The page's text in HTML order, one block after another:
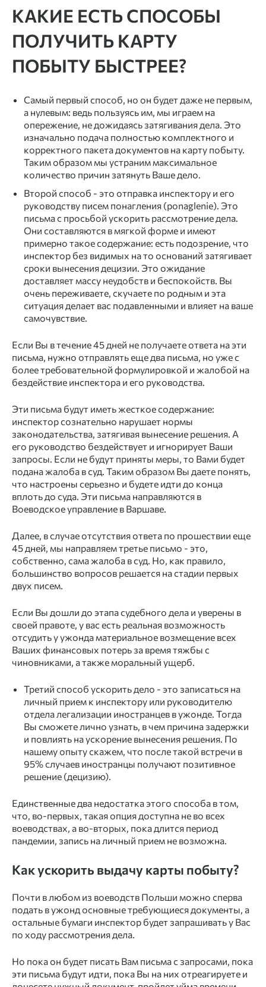
КАКИЕ ЕСТЬ СПОСОБЫ
ПОЛУЧИТЬ КАРТУ
ПОБЫТУ БЫСТРЕЕ?
Самый первый способ, но он будет даже не первым,
а нулевым: ведь пользуясь им, мы играем на
опережение, не дожидаясь затягивания дела. Это
изначально подача полностью комплектного и
корректного пакета документов на карту побыту.
Таким образом мы устраним максимальное
количество причин затянуть Ваше дело.
Второй способ - это отправка инспектору и его
руководству писем понагления (ponaglenie). Это
письма с просьбой ускорить рассмотрение дела.
Они составляются в мягкой форме и имеют
примерно такое содержание: есть подозрение, что
инспектор без видимых на то оснований затягивает
сроки вынесения децизии. Это ожидание
доставляет массу неудобств и беспокойств. Вы
очень переживаете, скучаете по родным и эта
ситуация делает вас подавленными и влияет на ваше
самочувствие.
Если Вы в течение 45 дней не получаете ответа на эти
письма, нужно отправлять еще два письма, но уже с
более требовательной формулировкой и жалобой на
бездействие инспектора и его руководства.
Эти письма будут иметь жесткое содержание:
инспектор сознательно нарушает нормы
законодательства, затягивая вынесение решения. А
его руководство бездействует и игнорирует Ваши
запросы. Если не будут приняты меры, то Вами будет
подана жалоба в суд. Таким образом Вы даете понять,
что настроены серьезно и будете идти до конца
вплоть до суда. Эти письма направляются в
Воеводское управление в Варшаве.
Далее, в случае отсутствия ответа по прошествии еще
45 дней, мы направляем третье письмо - это,
собственно, сама жалоба в суд. Но, как правило,
большинство вопросов решается на стадии первых
двух писем.
Если Вы дошли до этапа судебного дела и уверены в
своей правоте, у вас есть реальная возможность
отсудить у ужонда материальное возмещение всех
Ваших финансовых потерь за время тяжбы с
чиновниками, а также моральный ущерб.
Третий способ ускорить дело - это записаться на
личный прием к инспектору или руководителю
отдела легализации иностранцев в ужонде. Тогда
Вы сможете лично узнать, в чем причина задержки
и повлиять на ускорение вынесения решения. По
нашему опыту скажем, что после такой встречи в
95% случаев иностранцы получают позитивное
решение (децизию).
Единственные два недостатка этого способа в том,
что, во-первых, такая опция доступна не во всех
воеводствах, а во-вторых, пока длится период
пандемии, запись на личный прием не возможна.
Как ускорить выдачу карты побыту?
Почти в любом из воеводств Польши можно сперва
подать в ужонд основные требующиеся документы, а
остальные бумаги инспектор будет запрашивать у Вас
по ходу рассмотрения дела.
Но пока он будет писать Вам письма с запросами, пока
эти письма будут идти, пока Вы на них отреагируете и